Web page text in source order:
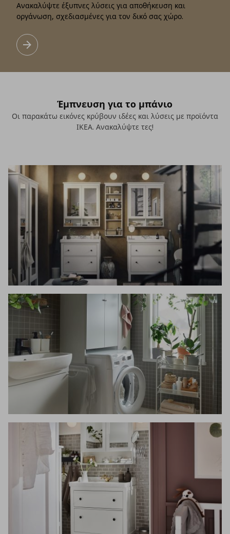
Ανακαλύψτε έξυπνες λύσεις για αποθήκευση και
οργάνωση, σχεδιασμένες για τον δικό σας χώρο.
Σχεδιαστικό Πρόγραμμα Μπάνιου
Μάθετε περισσότερα
Έμπνευση για το μπάνιο
Οι παρακάτω εικόνες κρύβουν ιδέες και λύσεις με προϊόντα
ΙΚΕΑ. Ανακαλύψτε τες!